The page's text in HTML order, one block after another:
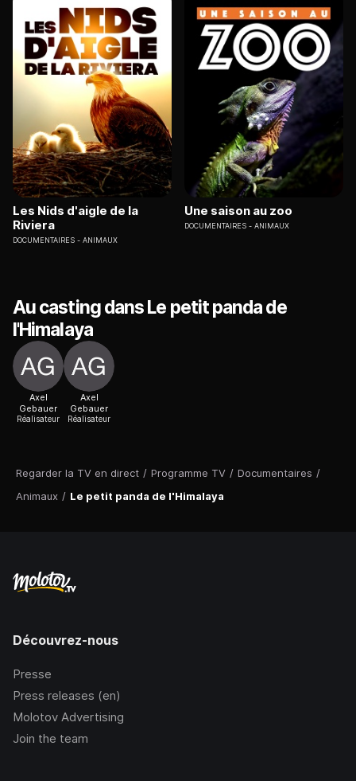
Regarder la TV en direct / Programme TV / Documentaires /
Animaux / Le petit panda de l'Himalaya
Les Nids d'aigle de la
Riviera
DOCUMENTAIRES ANIMAUX
Une saison au zoo
DOCUMENTAIRES ANIMAUX
Au casting dans Le petit panda de
l'Himalaya
Axel
Gebauer
Réalisateur
Axel
Gebauer
Réalisateur
Découvrez-nous
Presse
Press releases (en)
Molotov Advertising
Join the team